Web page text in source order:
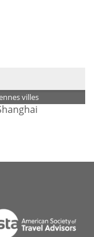
villes